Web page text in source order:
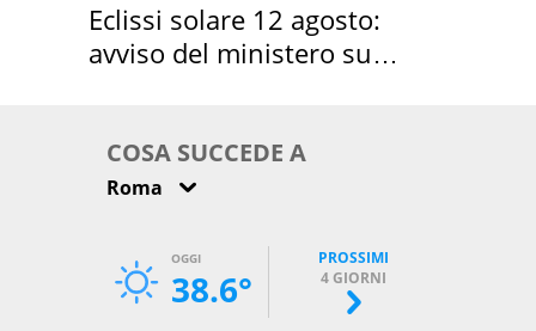
Eclissi solare 12 agosto:
avviso del ministero su